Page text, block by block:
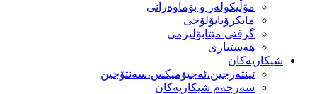
مۆڵیكولەر و بۆماوەزانی
مایكرۆبایۆلۆجی
گرفتی مێتابۆلیزمی
هەستیاری
شیكاریەكان
ئینتەرجین،ئەجیۆمیکس،سەنتۆجین
سەرجەم شیكاریەكان